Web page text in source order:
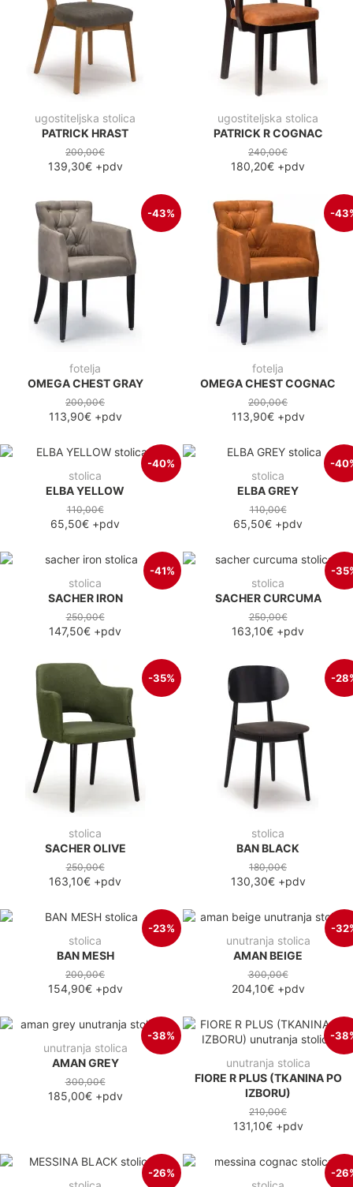
ugostiteljska stolica
PATRICK HRAST
200,00€
139,30€+pdv
ugostiteljska stolica
PATRICK R COGNAC
240,00€
180,20€ +pdv
-43%
fotelja
OMEGA CHEST GRAY
200,00€
113,90€+pdv
-
fotelja
OMEGA CHEST COGNAC
200,00€
113,90€+pdv
-40%
stolica
ELBA YELLOW
110,00€
65,50€ +pdv
-
stolica
ELBA GREY
110,00€
65,50€ +pdv
-41%
stolica
SACHER IRON
250,00€
147,50€ +pdv
-
stolica
SACHER CURCUMA
250,00€
163,10€ +pdv
-35%
stolica
SACHER OLIVE
250,00€
163,10€ +pdv
-
stolica
BAN BLACK
180,00€
130,30€+pdv
-23%
stolica
BAN MESH
200,00€
154,90€+pdv
-
unutranja stolica
AMAN BEIGE
300,00€
204,10€+pdv
-38%
unutranja stolica
AMAN GREY
300,00€
185,00€+pdv
-
unutranja stolica
FIORE R PLUS (TKANINA PO
IZBORU)
210,00€
131,10€+pdv
-26% -